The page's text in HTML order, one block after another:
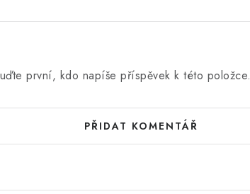
první, kdo napíše příspěvek k této položce.
PŘIDAT KOMENTÁŘ